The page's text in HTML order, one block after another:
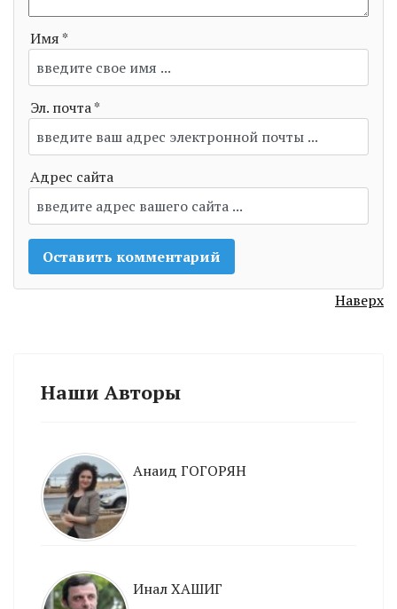
Имя *
Эл. почта *
Адрес сайта
Наверх
Наши Авторы
Анаид ГОГОРЯН
Инал ХАШИГ